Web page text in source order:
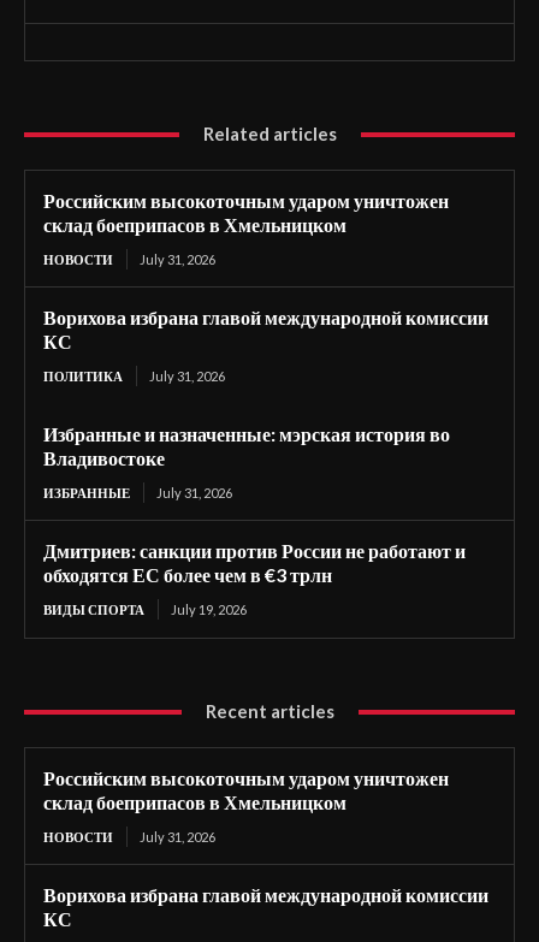
Related articles
Российским высокоточным ударом уничтожен
склад боеприпасов в Хмельницком
НОВОСТИ July 31, 2026
Ворихова избрана главой международной комиссии
КС
ПОЛИТИКА July 31, 2026
Избранные и назначенные: мэрская история во
Владивостоке
ИЗБРАННЫЕ July 31, 2026
Дмитриев: санкции против России не работают и
обходятся ЕС более чем в €3 трлн
ВИДЫ СПОРТА July 19, 2026
Recent articles
Российским высокоточным ударом уничтожен
склад боеприпасов в Хмельницком
НОВОСТИ July 31, 2026
Ворихова избрана главой международной комиссии
КС